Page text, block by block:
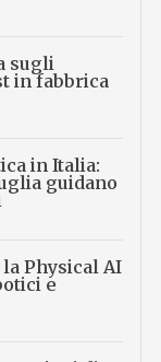
sugli
in fabbrica
in Italia:
guidano
Physical AI
e